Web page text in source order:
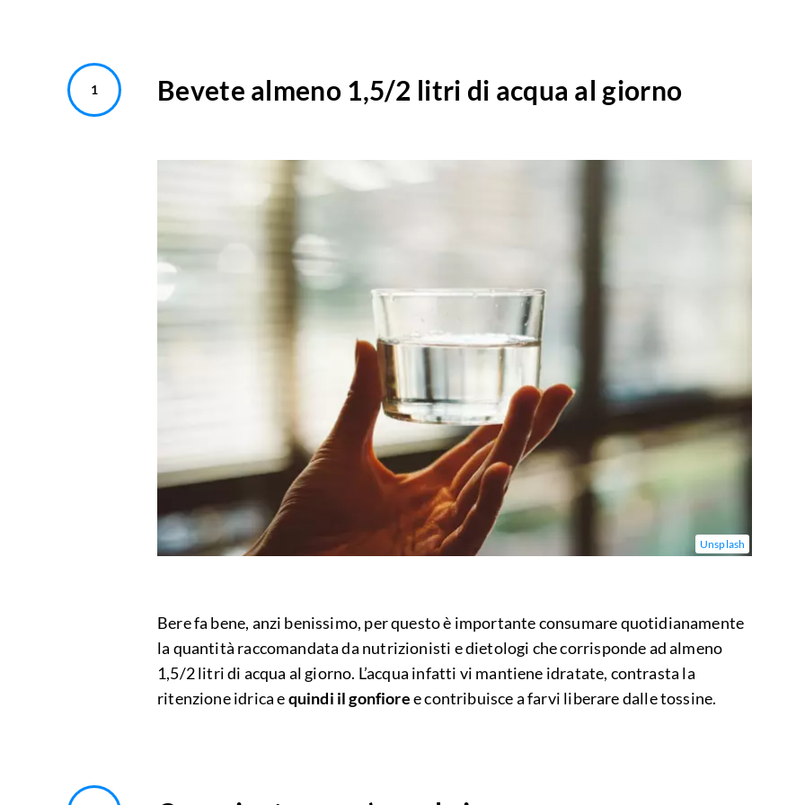
Bevete almeno 1,5/2 litri di acqua al giorno
Unsplash
Bere fa bene, anzi benissimo, per questo è importante consumare quotidianamente
la quantità raccomandata da nutrizionisti e dietologi che corrisponde ad almeno
1,5/2 litri di acqua al giorno. L’acqua infatti vi mantiene idratate, contrasta la
ritenzione idrica equindi il gonfioree contribuisce a farvi liberare dalle tossine.